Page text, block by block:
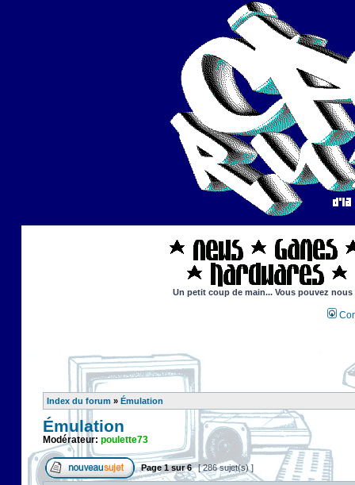
Un petit coup de main... Vous pouvez
Index du forum » Émulation
Émulation
Modérateur: poulette73
Page1sur6 [ 286 sujet(s) ]